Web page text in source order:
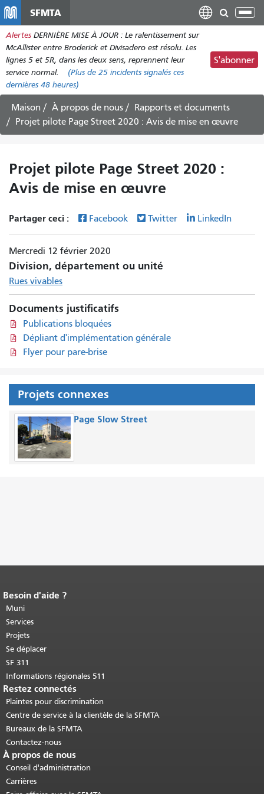
contenu
principal
SFMTA
Alertes DERNIÈRE MISE À JOUR : Le ralentissement sur
McAllister entre Broderick et Divisadero est résolu. Les
lignes 5 et 5R, dans les deux sens, reprennent leur
service normal.
(Plus de 25 incidents signalés ces
dernières 48 heures)
S'abonner
Maison À propos de nous
Rapports et documents
Projet pilote Page Street 2020 : Avis de mise en œuvre
Projet pilote Page Street 2020 :
Avis de mise en œuvre
Partager ceci : Facebook Twitter LinkedIn
Mercredi 12 février 2020
Division, département ou unité
Rues vivables
Documents justificatifs
Publications bloquées
Dépliant d'implémentation générale
Flyer pour pare-brise
Projets connexes
Page Slow Street
Fin du contenu de la page.
cette page se répète sur chaque page.
Retour au haut du contenu principal
Besoin d'aide ?
Muni
Services
Projets
Se déplacer
SF 311
Informations régionales 511
Restez connectés
Plaintes pour discrimination
Centre de service à la clientèle de la SFMTA
Bureaux de la SFMTA
Contactez-nous
À propos de nous
Conseil d'administration
Carrières